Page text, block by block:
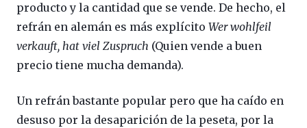
producto y la cantidad que se vende. De hecho, el
refrán en alemán es más explícito Wer wohlfeil
verkauft, hat viel Zuspruch (Quien vende a buen
precio tiene mucha demanda).
Un refrán bastante popular pero que ha caído en
desuso por la desaparición de la peseta, por la